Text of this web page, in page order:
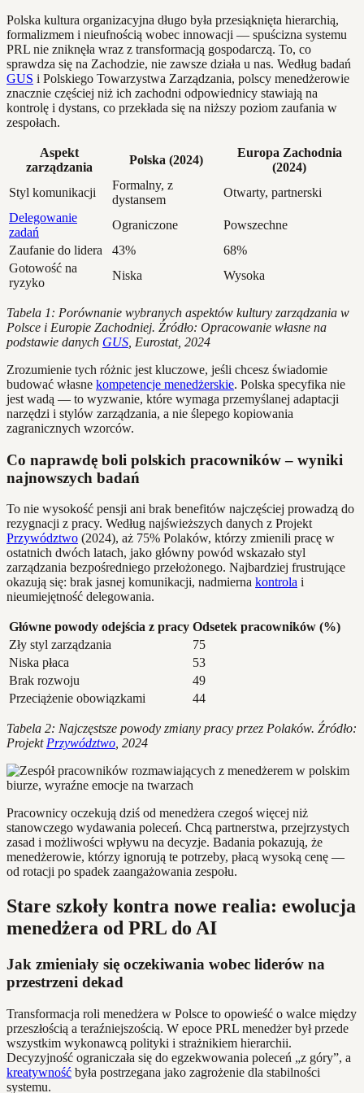
Polska kultura organizacyjna długo była przesiąknięta hierarchią,
formalizmem i nieufnością wobec innowacji — spuścizna systemu
PRL nie zniknęła wraz z transformacją gospodarczą. To, co
sprawdza się na Zachodzie, nie zawsze działa u nas. Według badań
GUS i Polskiego Towarzystwa Zarządzania, polscy menedżerowie
znacznie częściej niż ich zachodni odpowiednicy stawiają na
kontrolę i dystans, co przekłada się na niższy poziom zaufania w
zespołach.
Aspekt
zarządzania
Polska (2024)
Europa Zachodnia
(2024)
Styl komunikacji
Formalny, z
dystansem
Otwarty, partnerski
Delegowanie
zadań
Ograniczone
Powszechne
Zaufanie do lidera
43%
68%
Gotowość na
ryzyko
Niska Wysoka
Tabela 1: Porównanie wybranych aspektów kultury zarządzania w
Polsce i Europie Zachodniej. Źródło: Opracowanie własne na
podstawie danych GUS , Eurostat, 2024
Zrozumienie tych różnic jest kluczowe, jeśli chcesz świadomie
budować własne kompetencje menedżerskie. Polska specyfika nie
jest wadą — to wyzwanie, które wymaga przemyślanej adaptacji
narzędzi i stylów zarządzania, a nie ślepego kopiowania
zagranicznych wzorców.
Co naprawdę boli polskich pracowników – wyniki
najnowszych badań
To nie wysokość pensji ani brak benefitów najczęściej prowadzą do
rezygnacji z pracy. Według najświeższych danych z Projekt
Przywództwo (2024), aż 75% Polaków, którzy zmienili pracę w
ostatnich dwóch latach, jako główny powód wskazało styl
zarządzania bezpośredniego przełożonego. Najbardziej frustrujące
okazują się: brak jasnej komunikacji, nadmierna kontrola i
nieumiejętność delegowania.
Główne powody odejścia z pracy Odsetek pracowników (%)
Zły styl zarządzania
75
Niska płaca
53
Brak rozwoju
49
Przeciążenie obowiązkami
44
Tabela 2: Najczęstsze powody zmiany pracy przez Polaków. Źródło:
Projekt Przywództwo , 2024
Pracownicy oczekują dziś od menedżera czegoś więcej niż
stanowczego wydawania poleceń. Chcą partnerstwa, przejrzystych
zasad i możliwości wpływu na decyzje. Badania pokazują, że
menedżerowie, którzy ignorują te potrzeby, płacą wysoką cenę —
od rotacji po spadek zaangażowania zespołu.
Stare szkoły kontra nowe realia: ewolucja
menedżera od PRL do AI
Jak zmieniały się oczekiwania wobec liderów na
przestrzeni dekad
Transformacja roli menedżera w Polsce to opowieść o walce między
przeszłością a teraźniejszością. W epoce PRL menedżer był przede
wszystkim wykonawcą polityki i strażnikiem hierarchii.
Decyzyjność ograniczała się do egzekwowania poleceń „z góry”, a
kreatywność była postrzegana jako zagrożenie dla stabilności
systemu.